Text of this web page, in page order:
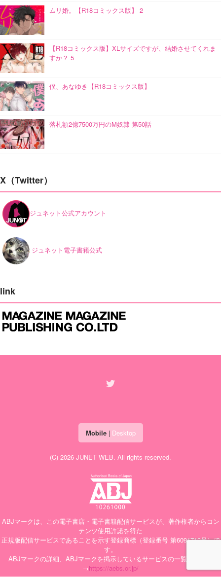
ムリ婚。【R18コミックス版】 2
【R18コミックス版】XLサイズですが、結婚させてくれま
すか？ 5
僕、あなゆき【R18コミックス版】
落札額2億7500万円のM奴隷 第50話
X（Twitter）
ジュネット公式アカウント
ジュネット電子書籍公式
link
Mobile| Desktop
(C) 2026 JUNET WEB. All rights reserved.
ABJマークは、この電子書店・電子書籍配信サービスが、著作権者からコン
テンツ使用許諾を得た
正規版配信サービスであることを示す登録商標（登録番号 第6091713号）で
す。
ABJマークの詳細、ABJマークを掲示しているサービスの一覧はこちら
→https://aebs.or.jp/